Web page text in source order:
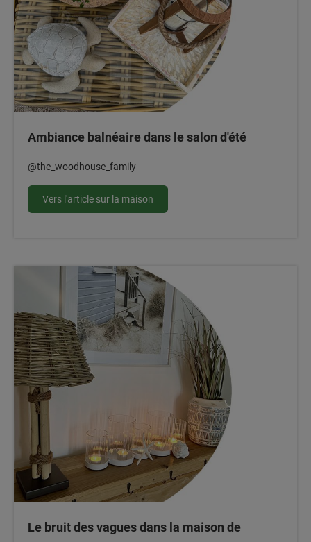
Ambiance balnéaire dans le salon d'été
@the_woodhouse_family
Vers l'article sur la maison
Le bruit des vagues dans la maison de